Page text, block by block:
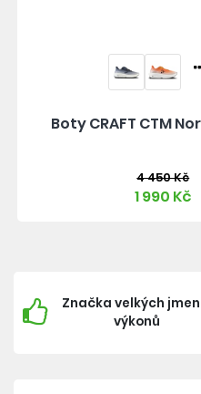
Boty CRAFT CTM
4 450 Kč
1 990 Kč
Značka velkých
výkonů